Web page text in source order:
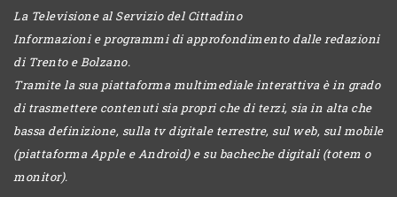
La Televisione al Servizio del Cittadino
Informazioni e programmi di approfondimento dalle redazioni
di Trento e Bolzano.
Tramite la sua piattaforma multimediale interattiva è in grado
di trasmettere contenuti sia propri che di terzi, sia in alta che
bassa definizione, sulla tv digitale terrestre, sul web, sul mobile
(piattaforma Apple e Android) e su bacheche digitali (totem o
monitor).